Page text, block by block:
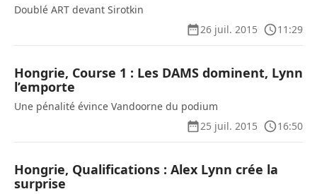
Doublé ART devant Sirotkin
26 juil. 2015
11:29
Hongrie, Course 1 : Les DAMS dominent, Lynn
l’emporte
Une pénalité évince Vandoorne du podium
25 juil. 2015
16:50
Hongrie, Qualifications : Alex Lynn crée la
surprise